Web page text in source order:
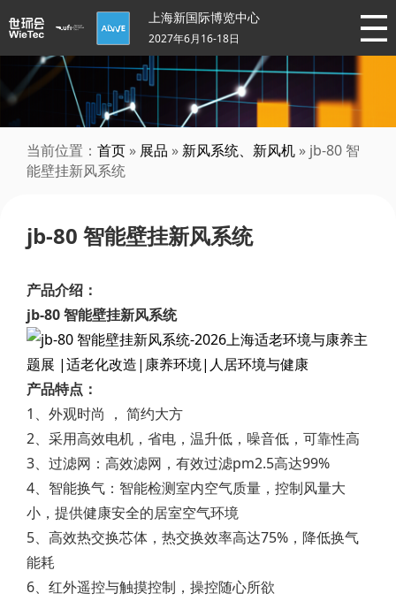
上海新国际博览中心
2027年6月16-18日
当前位置： 首页 » 展品 » 新风系统、新风机 » jb-80 智
能壁挂新风系统
jb-80 智能壁挂新风系统
产品介绍：
jb-80 智能壁挂新风系统
产品特点：
1、外观时尚 ， 简约大方
2、采用高效电机，省电，温升低，噪音低，可靠性高
3、过滤网：高效滤网，有效过滤pm2.5高达99%
4、智能换气：智能检测室内空气质量，控制风量大
小，提供健康安全的居室空气环境
5、高效热交换芯体，热交换效率高达75%，降低换气
能耗
6、红外遥控与触摸控制，操控随心所欲